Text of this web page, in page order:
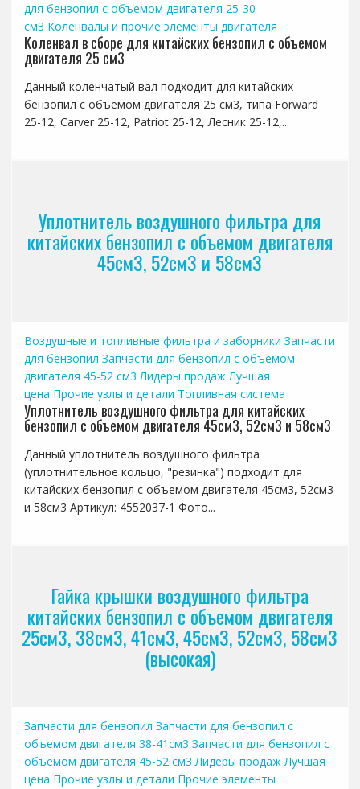
для бензопил с объемом двигателя 25-30
см3 Коленвалы и прочие элементы двигателя
Коленвал в сборе для китайских бензопил с объемом
двигателя 25 см3
Данный коленчатый вал подходит для китайских
бензопил с объемом двигателя 25 см3, типа Forward
25-12, Carver 25-12, Patriot 25-12, Лесник 25-12,...
Уплотнитель воздушного фильтра для
китайских бензопил с объемом двигателя
45см3, 52см3 и 58см3
Воздушные и топливные фильтра и заборники Запчасти
для бензопил Запчасти для бензопил с объемом
двигателя 45-52 см3 Лидеры продаж Лучшая
цена Прочие узлы и детали Топливная система
Уплотнитель воздушного фильтра для китайских
бензопил с объемом двигателя 45см3, 52см3 и 58см3
Данный уплотнитель воздушного фильтра
(уплотнительное кольцо, "резинка") подходит для
китайских бензопил с объемом двигателя 45см3, 52см3
и 58см3 Артикул: 4552037-1 Фото...
Гайка крышки воздушного фильтра
китайских бензопил с объемом двигателя
25см3, 38см3, 41см3, 45см3, 52см3, 58см3
(высокая)
Запчасти для бензопил Запчасти для бензопил с
объемом двигателя 38-41см3 Запчасти для бензопил с
объемом двигателя 45-52 см3 Лидеры продаж Лучшая
цена Прочие узлы и детали Прочие элементы